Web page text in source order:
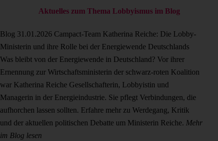
Aktuelles zum Thema Lobbyismus im Blog
Blog 31.01.2026 Campact-Team Katherina Reiche: Die Lobby-
Ministerin und ihre Rolle bei der Energiewende Deutschlands
Was bleibt von der Energiewende in Deutschland? Vor ihrer
Ernennung zur Wirtschaftsministerin der schwarz-roten Koalition
war Katherina Reiche Gesellschafterin, Lobbyistin und
Managerin in der Energieindustrie. Sie pflegt Verbindungen, die
aufhorchen lassen sollten. Erfahre mehr zu Werdegang, Kritik
und der aktuellen politischen Debatte um Ministerin Reiche. Mehr
im Blog lesen